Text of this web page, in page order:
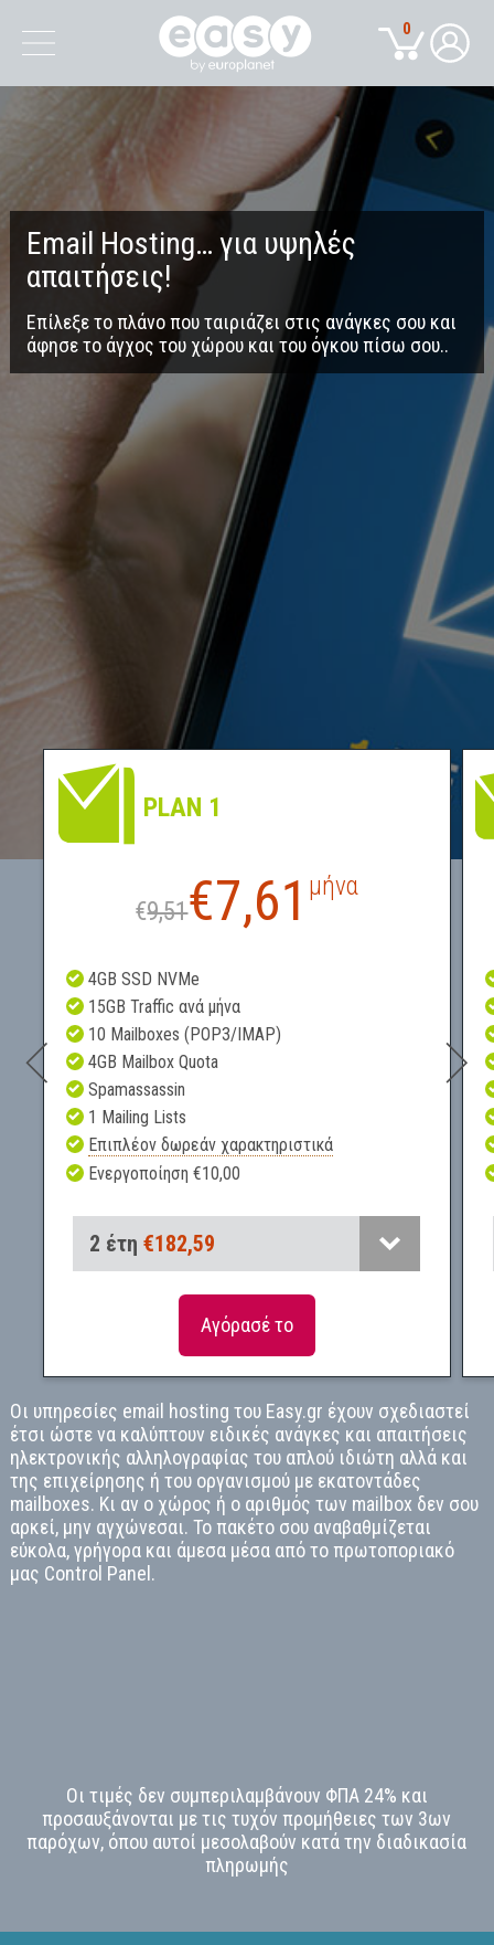
Εmail Hosting… για υψηλές
απαιτήσεις!
Επίλεξε το πλάνο που ταιριάζει στις ανάγκες σου και
άφησε το άγχος του χώρου και του όγκου πίσω σου..
PLAN 1
€9,51€7,61 μήνα
4GB SSD NVMe
15GB Traffic ανά μήνα
10 Mailboxes (POP3/IMAP)
4GB Mailbox Quota
Spamassassin
1 Mailing Lists
Επιπλέον δωρεάν χαρακτηριστικά
Eνεργοποίηση €10,00
€54,20
€102,71
2 έτη€182,59
Αγόρασέ το
Οι υπηρεσίες email hosting του Easy.gr έχουν σχεδιαστεί
έτσι ώστε να καλύπτουν ειδικές ανάγκες και απαιτήσεις
ηλεκτρονικής αλληλογραφίας του απλού ιδιώτη αλλά και
της επιχείρησης ή του οργανισμού με εκατοντάδες
mailboxes. Κι αν ο χώρος ή ο αριθμός των mailbox δεν σου
αρκεί, μην αγχώνεσαι. Το πακέτο σου αναβαθμίζεται
εύκολα, γρήγορα και άμεσα μέσα από το πρωτοποριακό
μας Control Panel.
Οι τιμές δεν συμπεριλαμβάνουν ΦΠΑ 24% και
προσαυξάνονται με τις τυχόν προμήθειες των 3ων
παρόχων, όπου αυτοί μεσολαβούν κατά την διαδικασία
πληρωμής
0